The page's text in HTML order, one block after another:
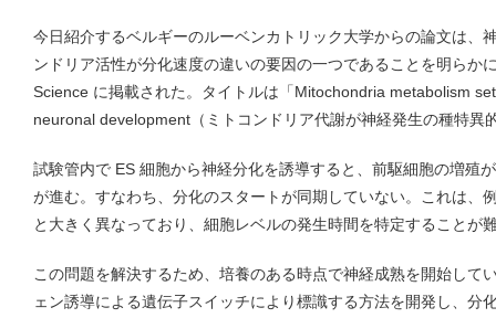
今日紹介するベルギーのルーベンカトリック大学からの論文は、
ンドリア活性が分化速度の違いの要因の一つであることを明らか
Science に掲載された。タイトルは「Mitochondria metabolism
neuronal development（ミトコンドリア代謝が神経発生の種特異
試験管内で ES 細胞から神経分化を誘導すると、前駆細胞の増殖
が進む。すなわち、分化のスタートが同期していない。これは、
と大きく異なっており、細胞レベルの発生時間を特定することが
この問題を解決するため、培養のある時点で神経成熟を開始して
ェン誘導による遺伝子スイッチにより標識する方法を開発し、分